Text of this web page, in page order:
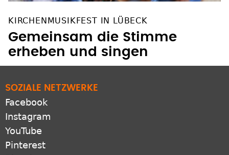
Gemeinsam die Stimme
erheben und singen
Facebook
Instagram
YouTube
Pinterest
Bluesky